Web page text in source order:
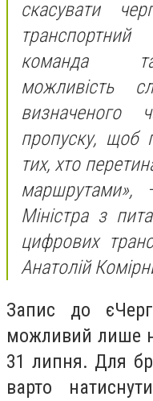
скасувати
команда
можливість
визначеного
пропуску, щоб
тих, хто
маршрутами»,
Міністра з
цифрових
Анатолій
Запис до
можливий лише
31 липня. Для
варто